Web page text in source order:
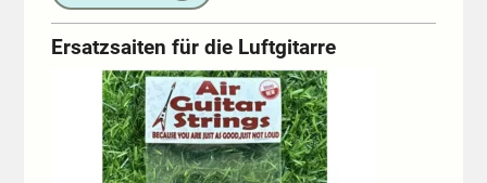
Ersatzsaiten für die Luftgitarre